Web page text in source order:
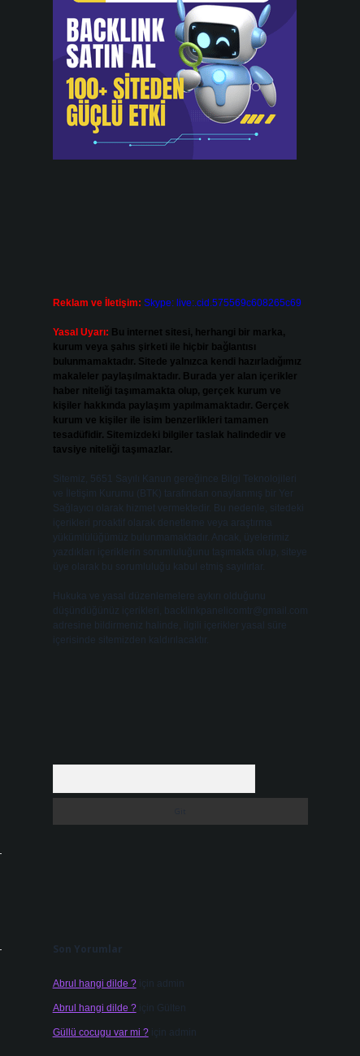
Reklam ve İletişim: Skype: live:.cid.575569c608265c69
Yasal Uyarı: Bu internet sitesi, herhangi bir marka,
kurum veya şahıs şirketi ile hiçbir bağlantısı
bulunmamaktadır. Sitede yalnızca kendi hazırladığımız
makaleler paylaşılmaktadır. Burada yer alan içerikler
haber niteliği taşımamakta olup, gerçek kurum ve
kişiler hakkında paylaşım yapılmamaktadır. Gerçek
kurum ve kişiler ile isim benzerlikleri tamamen
tesadüfidir. Sitemizdeki bilgiler taslak halindedir ve
tavsiye niteliği taşımazlar.
Sitemiz, 5651 Sayılı Kanun gereğince Bilgi Teknolojileri
ve İletişim Kurumu (BTK) tarafından onaylanmış bir Yer
Sağlayıcı olarak hizmet vermektedir. Bu nedenle, sitedeki
içerikleri proaktif olarak denetleme veya araştırma
yükümlülüğümüz bulunmamaktadır. Ancak, üyelerimiz
yazdıkları içeriklerin sorumluluğunu taşımakta olup, siteye
üye olarak bu sorumluluğu kabul etmiş sayılırlar.
Hukuka ve yasal düzenlemelere aykırı olduğunu
düşündüğünüz içerikleri,
backlinkpanelicomtr@gmail.com
adresine bildirmeniz halinde, ilgili içerikler yasal süre
içerisinde sitemizden kaldırılacaktır.
Son Yorumlar
Abrul hangi dilde ?için admin
Abrul hangi dilde ?için Gülten
Güllü cocugu var mi ?için admin